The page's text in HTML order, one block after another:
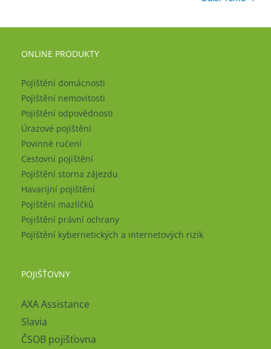
ONLINE PRODUKTY
Pojištění domácnosti
Pojištění nemovitosti
Pojištění odpovědnosti
Úrazové pojištění
Povinné ručení
Cestovní pojištění
Pojištění storna zájezdu
Havarijní pojištění
Pojištění mazlíčků
Pojištění právní ochrany
Pojištění kybernetických a internetových rizik
POJIŠŤOVNY
AXA Assistance
Slavia
ČSOB pojišťovna